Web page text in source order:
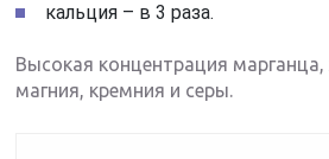
кальция – в 3 раза.
Высокая концентрация марганца,
магния, кремния и серы.